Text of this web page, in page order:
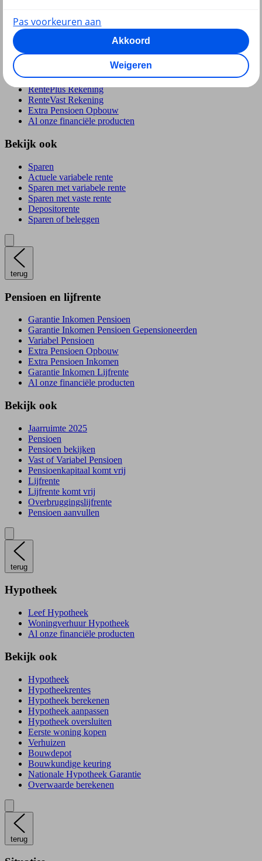
terug
Sparen
RentePlús Rekening
RenteVast Rekening
Extra Pensioen Opbouw
Al onze financiële producten
Bekijk ook
Sparen
Actuele variabele rente
Sparen met variabele rente
Sparen met vaste rente
Depositorente
Sparen of beleggen
terug
Pensioen en lijfrente
Garantie Inkomen Pensioen
Garantie Inkomen Pensioen Gepensioneerden
Variabel Pensioen
Extra Pensioen Opbouw
Extra Pensioen Inkomen
Garantie Inkomen Lijfrente
Al onze financiële producten
Bekijk ook
Jaarruimte 2025
Pensioen
Pensioen bekijken
Vast of Variabel Pensioen
Pensioenkapitaal komt vrij
Lijfrente
Lijfrente komt vrij
Overbruggingslijfrente
Pensioen aanvullen
terug
Hypotheek
Leef Hypotheek
Woningverhuur Hypotheek
Al onze financiële producten
Bekijk ook
Hypotheek
Hypotheekrentes
Hypotheek berekenen
Hypotheek aanpassen
Hypotheek oversluiten
Eerste woning kopen
Verhuizen
Bouwdepot
Bouwkundige keuring
Nationale Hypotheek Garantie
Overwaarde berekenen
terug
Pas voorkeuren aan
Akkoord
Weigeren